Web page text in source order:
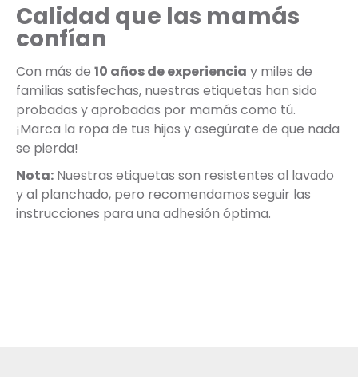
Calidad que las mamás
confían
Con más de 10 años de experiencia y miles de
familias satisfechas, nuestras etiquetas han sido
probadas y aprobadas por mamás como tú.
¡Marca la ropa de tus hijos y asegúrate de que nada
se pierda!
Nota: Nuestras etiquetas son resistentes al lavado
y al planchado, pero recomendamos seguir las
instrucciones para una adhesión óptima.